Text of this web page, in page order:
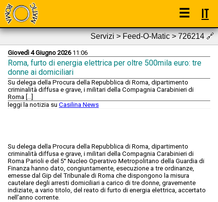
☰ IT
Servizi > Feed-O-Matic > 726214🔗
Giovedì 4 Giugno 202611:06
Roma, furto di energia elettrica per oltre 500mila euro: tre
donne ai domiciliari
Su delega della Procura della Repubblica di Roma, dipartimento
criminalità diffusa e grave, i militari della Compagnia Carabinieri di
Roma […]
leggi la notizia su Casilina News
Su delega della Procura della Repubblica di Roma, dipartimento
criminalità diffusa e grave, i militari della Compagnia Carabinieri di
Roma Parioli e del 5° Nucleo Operativo Metropolitano della Guardia di
Finanza hanno dato, congiuntamente, esecuzione a tre ordinanze,
emesse dal Gip del Tribunale di Roma che dispongono la misura
cautelare degli arresti domiciliari a carico di tre donne, gravemente
indiziate, a vario titolo, del reato di furto di energia elettrica, accertato
nell’anno corrente.